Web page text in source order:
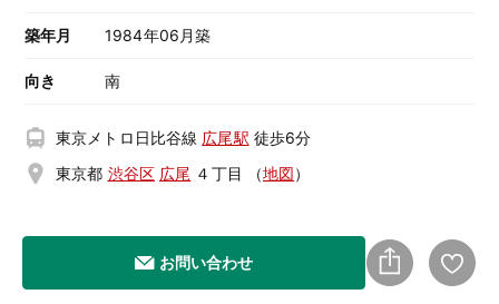
築年月 1984年06月築
向き 南
東京メトロ日比谷線 広尾駅 徒歩6分
東京都 渋谷区 広尾 ４丁目 （地図）
お問い合わせ